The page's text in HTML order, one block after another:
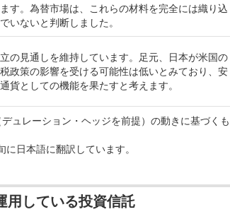
す。為替市場は、これらの材料を完全には織り込
いないと判断しました。
の見通しを維持しています。足元、日本が米国の
政策の影響を受ける可能性は低いとみており、安
貨としての機能を果たすと考えます。
ュレーション・ヘッジを前提）の動きに基づく
日本語に翻訳しています。
用している投資信託